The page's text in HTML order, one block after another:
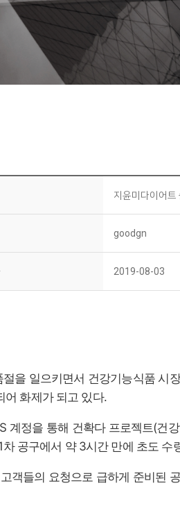
지윤미다이어트
goodgn
2019-08-03
을 일으키면서 건강기능식품 시
어 화제가 되고 있다.
계정을 통해 건확다 프로젝트(건
공구에서 약 3시간 만에 초도 수
객들의 요청으로 급하게 준비된